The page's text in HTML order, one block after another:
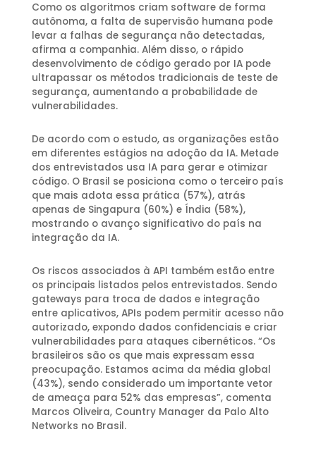
Como os algoritmos criam software de forma
autônoma, a falta de supervisão humana pode
levar a falhas de segurança não detectadas,
afirma a companhia. Além disso, o rápido
desenvolvimento de código gerado por IA pode
ultrapassar os métodos tradicionais de teste de
segurança, aumentando a probabilidade de
vulnerabilidades.
De acordo com o estudo, as organizações estão
em diferentes estágios na adoção da IA. Metade
dos entrevistados usa IA para gerar e otimizar
código. O Brasil se posiciona como o terceiro país
que mais adota essa prática (57%), atrás
apenas de Singapura (60%) e Índia (58%),
mostrando o avanço significativo do país na
integração da IA.
Os riscos associados à API também estão entre
os principais listados pelos entrevistados. Sendo
gateways para troca de dados e integração
entre aplicativos, APIs podem permitir acesso não
autorizado, expondo dados confidenciais e criar
vulnerabilidades para ataques cibernéticos. “Os
brasileiros são os que mais expressam essa
preocupação. Estamos acima da média global
(43%), sendo considerado um importante vetor
de ameaça para 52% das empresas”, comenta
Marcos Oliveira, Country Manager da Palo Alto
Networks no Brasil.